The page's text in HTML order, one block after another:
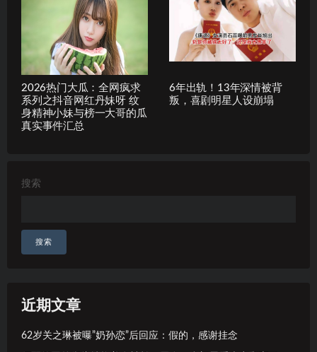
2026热门大瓜：全网疯求
系列之抖音网红丹妹呀 纹
身精神小妹与榜一大哥的瓜
真实事件汇总
6年出轨！13年深情被背
叛，喜剧明星人设崩塌
搜索
搜索
近期文章
62岁关之琳被曝”奶孙恋”后回应：假的，感谢挂念